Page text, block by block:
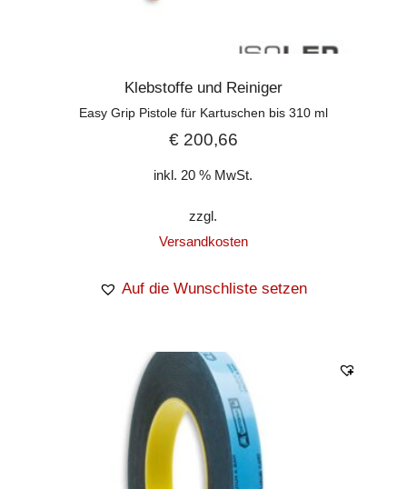
Klebstoffe und Reiniger
Easy Grip Pistole für Kartuschen bis 310 ml
€200,66
inkl. 20 % MwSt.
zzgl.
Versandkosten
Auf die Wunschliste setzen